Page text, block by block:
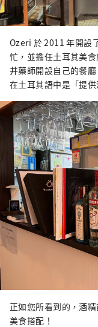
Ozeri 於 2011 年開設
忙，並擔任土耳其美
井藥師開設自己的餐
在土耳其語中是「提
正如您所看到的，酒
美食搭配！